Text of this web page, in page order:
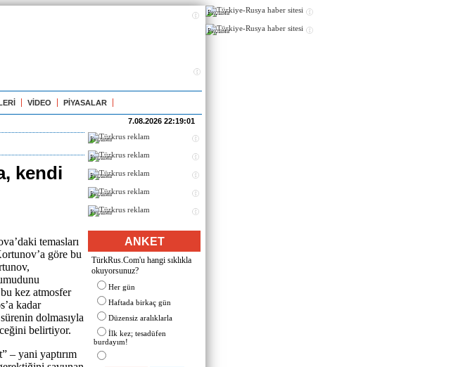
VİDEO PİYASALAR
7.08.2026 22:19:01
kendi
temasları
göre bu
kez atmosfer
kadar
dolmasıyla
belirtiyor.
– yani yaptırım
Реклама
Реклама
Реклама
Реклама
Реклама
ANKET
TürkRus.Com'u hangi sıklıkla
okuyorsunuz?
Her gün
Haftada birkaç gün
Düzensiz aralıklarla
İlk kez; tesadüfen
burdayım!
Реклама
Реклама